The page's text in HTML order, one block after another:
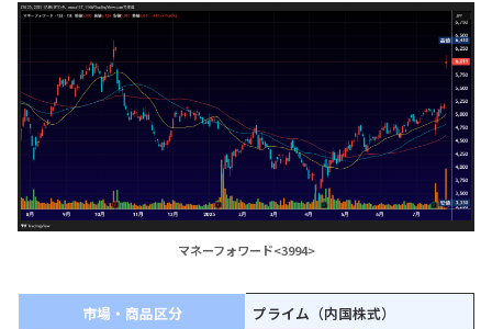
マネーフォワード<3994>
市場・商品区分 プライム（内国株式）